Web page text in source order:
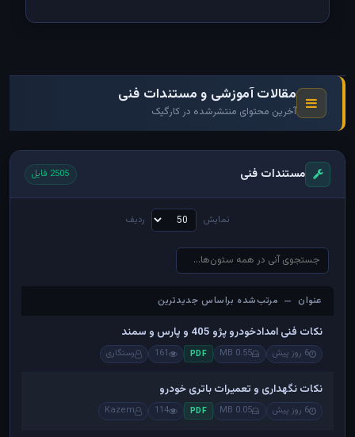
مقالات آموزشی و مستندات فنی
آخرین محتوای منتشرشده در کارگیک
مستندات فنی 2505 فایل
نمایش ردیف
عنوان — مرتب‌شده براساس جدیدترین
عنوان — مرتب‌شده براساس جدیدترین
نکات فنی امدادخودرو پژو 405 و پارس و سمند
6 روز پیش 0.55 MB
PDF
161 رستگاری
نکات نگهداری و تعمیرات باتری خودرو
6 روز پیش 0.05 MB
PDF
114
Kazem